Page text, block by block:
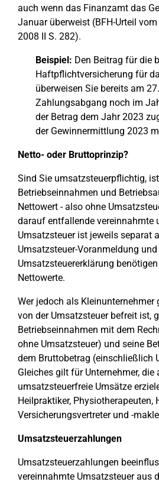
auch wenn das Finanzamt das
Januar überweist (BFH-Urteil
2008 II S. 282).
Beispiel: Den Beitrag für die
Haftpflichtversicherung für
überweisen Sie bereits am
Zahlungsabgang noch im
der Betrag dem Jahr 2023
der Gewinnermittlung 2023
Netto- oder Bruttoprinzip?
Sind Sie umsatzsteuerpflichtig,
Betriebseinnahmen und
Nettowert - also ohne
darauf entfallende vereinnahmte
Umsatzsteuer ist jeweils separat
Umsatzsteuer-Voranmeldung
Umsatzsteuererklärung
Nettowerte.
Wer jedoch als Kleinunternehmer
von der Umsatzsteuer befreit ist,
Betriebseinnahmen mit dem
ohne Umsatzsteuer) und seine
dem Bruttobetrag (einschließlich
Gleiches gilt für Unternehmer,
umsatzsteuerfreie Umsätze
Heilpraktiker, Physiotherapeuten,
Versicherungsvertreter und -
Umsatzsteuerzahlungen
Umsatzsteuerzahlungen
vereinnahmte Umsatzsteuer aus